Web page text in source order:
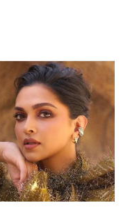
यादों में ताज़ा रहे हैं,
“थप्पड़” कांड।
खिलाड़ी, सीनियर
Singh) और तीखे तेज़
Article